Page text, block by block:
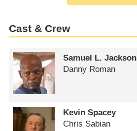
Cast & Crew
Samuel L. Jackson
Danny Roman
Kevin Spacey
Chris Sabian